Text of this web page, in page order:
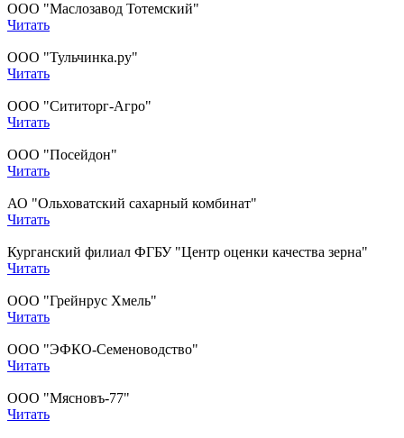
ООО "Маслозавод Тотемский"
Читать
ООО "Тульчинка.ру"
Читать
ООО "Сититорг-Агро"
Читать
ООО "Посейдон"
Читать
АО "Ольховатский сахарный комбинат"
Читать
Курганский филиал ФГБУ "Центр оценки качества зерна"
Читать
ООО "Грейнрус Хмель"
Читать
ООО "ЭФКО-Семеноводство"
Читать
ООО "Мясновъ-77"
Читать